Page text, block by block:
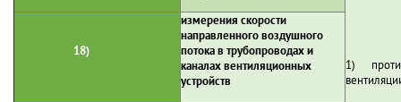
1)
18)
измерения скорости
направленного воздушного
потока в трубопроводах и
каналах вентиляционных
устройств